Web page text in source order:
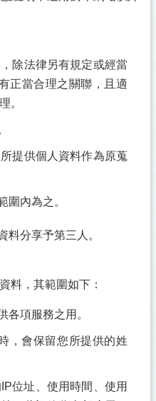
除法律另有規定或經當
正當合理之關聯，且適
。
提供個人資料作為原蒐
圍內為之。
分享予第三人。
料，其範圍如下：
各項服務之用。
，會保留您所提供的姓
位址、使用時間、使用